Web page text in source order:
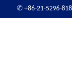
✆ +86-21-5296-